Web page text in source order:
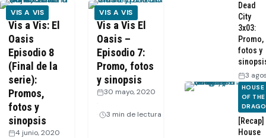
VIS A VIS
Vis a Vis: El
Oasis
Episodio 8
(Final de la
serie):
Promos,
fotos y
sinopsis
4 junio, 2020
VIS A VIS
Vis a Vis El
Oasis –
Episodio 7:
Promo, fotos
y sinopsis
30 mayo, 2020
3 min de lectura
Dead
City
3x03:
Promo,
fotos y
3
HOUSE
OF THE
[Recap]
House